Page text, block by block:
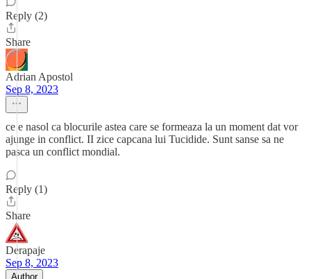
Reply (2)
Share
Adrian Apostol
Sep 8, 2023
ce e nasol ca blocurile astea care se formeaza la un moment dat vor
ajunge in conflict. II zice capcana lui Tucidide. Sunt sanse sa ne
pasca un conflict mondial.
Reply (1)
Share
Derapaje
Sep 8, 2023
Author